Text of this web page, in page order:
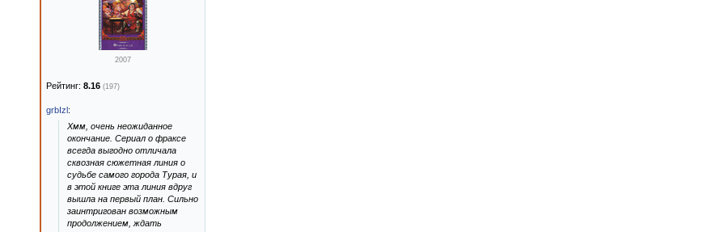
2007
Рейтинг: 8.16 (197)
grbIzl:
Хмм, очень неожиданное
окончание. Сериал о фраксе
всегда выгодно отличала
сквозная сюжетная линия о
судьбе самого города Турая, и
в этой книге эта линия вдруг
вышла на первый план. Сильно
заинтригован возможным
продолжением, ждать